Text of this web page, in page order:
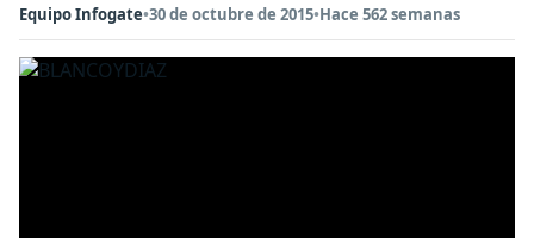
Equipo Infogate•30 de octubre de 2015•Hace 562 semanas